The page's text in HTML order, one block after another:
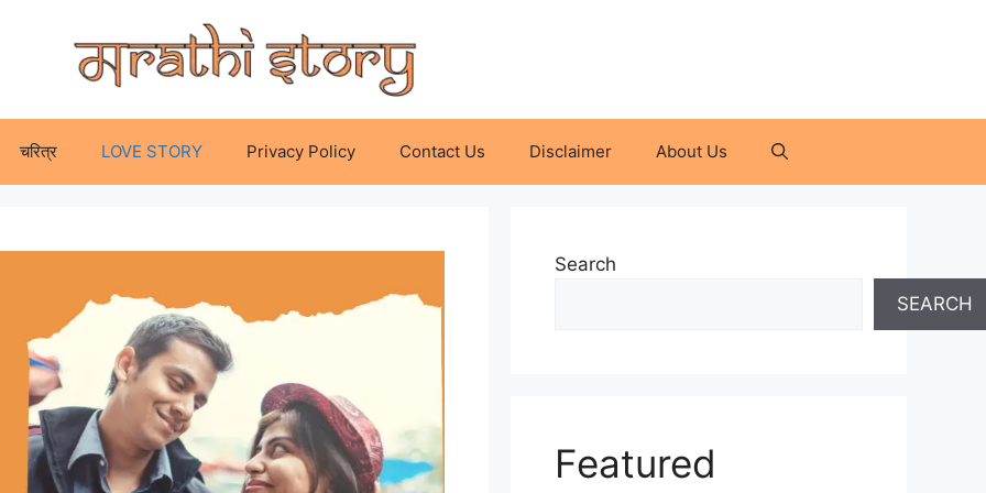
चरित्र LOVE STORY Privacy Policy Contact Us Disclaimer About Us
Search
SEARCH
Featured